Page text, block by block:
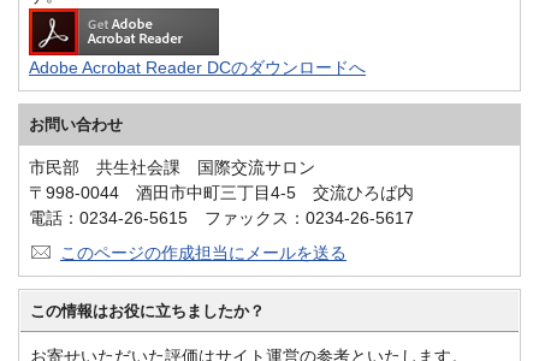
Adobe Acrobat Reader DCのダウンロードへ
お問い合わせ
市民部 共生社会課 国際交流サロン
〒998-0044 酒田市中町三丁目4-5 交流ひろば内
電話：0234-26-5615 ファックス：0234-26-5617
このページの作成担当にメールを送る
この情報はお役に立ちましたか？
お寄せいただいた評価はサイト運営の参考といたします。